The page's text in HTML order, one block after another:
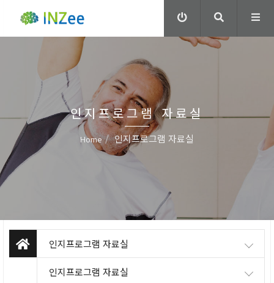
인지프로그램 자료실
Home 인지프로그램 자료실
인지프로그램 자료실
인지프로그램 자료실